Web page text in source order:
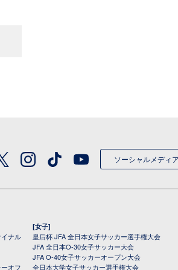
ソーシャルメディ
ナル
オフ
[女子]
皇后杯 JFA 全日本女子サッカー選手権大会
JFA 全日本O-30女子サッカー大会
JFA O-40女子サッカーオープン大会
全日本大学女子サッカー選手権大会